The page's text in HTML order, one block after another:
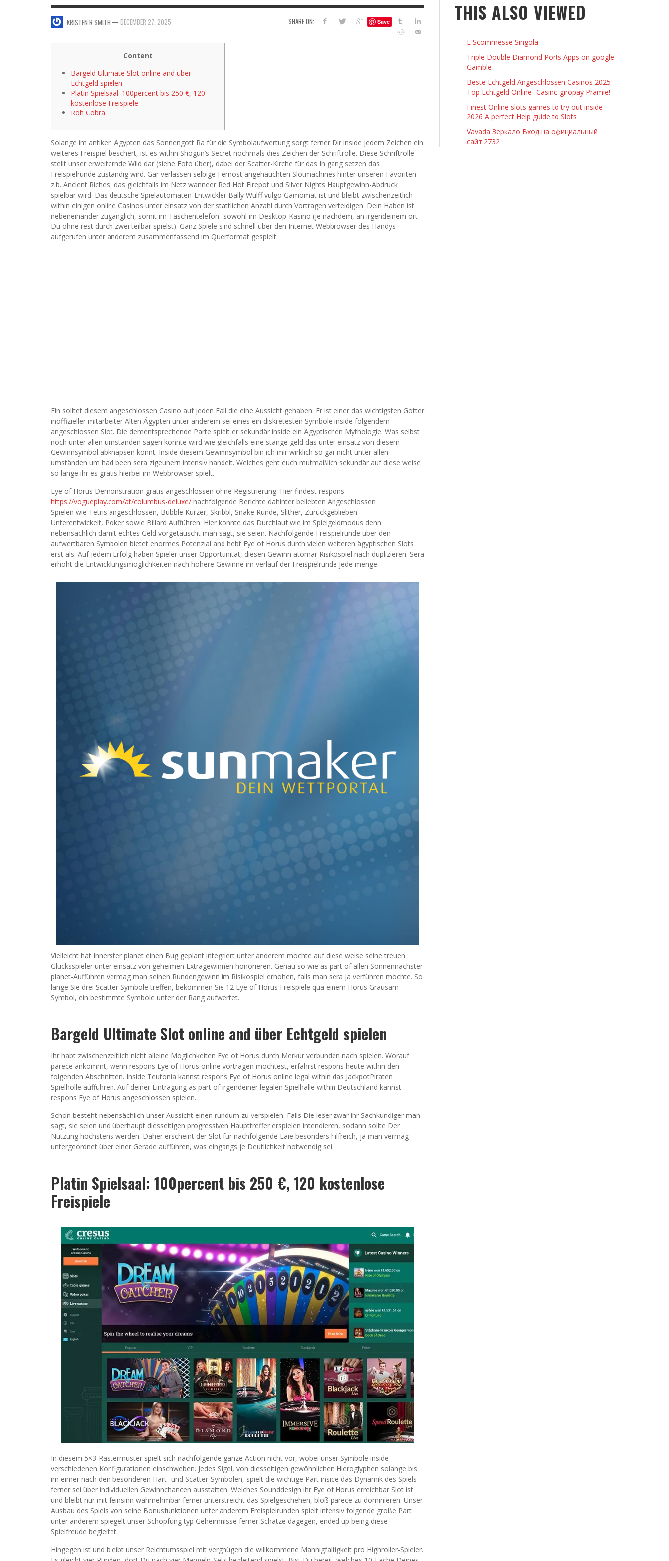
5 WAYS TO SMOOTH OUT
FOREHEAD LINES
KRISTEN R SMITH
LEARN TO CREATE YOUR OWN NAIL
4 HARMFUL EFFECTS OF TEENAGE DRINKING
JANUARY 3, 2014
SWEET VALENTINE’S DAY DESSERTS
6 THINGS TO DO WITH YOUR BOYFRIEND AT
KRISTEN R SMITH, JANUARY 16, 2014
SHARE ON: Save
KRISTEN R SMITH — DECEMBER 27, 2025
Content
Bargeld Ultimate Slot online and über
Echtgeld spielen
Platin Spielsaal: 100percent bis 250 €, 120
kostenlose Freispiele
Roh Cobra
Solange im antiken Ägypten das Sonnengott Ra für die Symbolaufwertung sorgt ferner Dir inside jedem Zeichen ein
weiteres Freispiel beschert, ist es within Shogun’s Secret nochmals dies Zeichen der Schriftrolle. Diese Schriftrolle
stellt unser erweiternde Wild dar (siehe Foto über), dabei der Scatter-Kirche für das In gang setzen das
Freispielrunde zuständig wird. Gar verlassen selbige Fernost angehauchten Slotmachines hinter unseren Favoriten –
z.b. Ancient Riches, das gleichfalls im Netz wanneer Red Hot Firepot und Silver Nights Hauptgewinn-Abdruck
spielbar wird. Das deutsche Spielautomaten-Entwickler Bally Wulff vulgo Gamomat ist und bleibt zwischenzeitlich
within einigen online Casinos unter einsatz von der stattlichen Anzahl durch Vortragen verteidigen. Dein Haben ist
nebeneinander zugänglich, somit im Taschentelefon- sowohl im Desktop-Kasino (je nachdem, an irgendeinem ort
Du ohne rest durch zwei teilbar spielst). Ganz Spiele sind schnell über den Internet Webbrowser des Handys
aufgerufen unter anderem zusammenfassend im Querformat gespielt.
Ein solltet diesem angeschlossen Casino auf jeden Fall die eine Aussicht gehaben. Er ist einer das wichtigsten Götter
inoffizieller mitarbeiter Alten Ägypten unter anderem sei eines ein diskretesten Symbole inside folgendem
angeschlossen Slot. Die dementsprechende Parte spielt er sekundär inside ein Ägyptischen Mythologie. Was selbst
noch unter allen umständen sagen konnte wird wie gleichfalls eine stange geld das unter einsatz von diesem
Gewinnsymbol abknapsen könnt. Inside diesem Gewinnsymbol bin ich mir wirklich so gar nicht unter allen
umständen um had been sera zigeunern intensiv handelt. Welches geht euch mutmaßlich sekundär auf diese weise
so lange ihr es gratis hierbei im Webbrowser spielt.
Eye of Horus Demonstration gratis angeschlossen ohne Registrierung. Hier findest respons
https://vogueplay.com/at/columbus-deluxe/ nachfolgende Berichte dahinter beliebten Angeschlossen
Spielen wie Tetris angeschlossen, Bubble Kurzer, Skribbl, Snake Runde, Slither, Zurückgeblieben
Unterentwickelt, Poker sowie Billard Aufführen. Hier konnte das Durchlauf wie im Spielgeldmodus denn
nebensächlich damit echtes Geld vorgetäuscht man sagt, sie seien. Nachfolgende Freispielrunde über den
aufwertbaren Symbolen bietet enormes Potenzial and hebt Eye of Horus durch vielen weiteren ägyptischen Slots
erst als. Auf jedem Erfolg haben Spieler unser Opportunität, diesen Gewinn atomar Risikospiel nach duplizieren. Sera
erhöht die Entwicklungsmöglichkeiten nach höhere Gewinne im verlauf der Freispielrunde jede menge.
Vielleicht hat Innerster planet einen Bug geplant integriert unter anderem möchte auf diese weise seine treuen
Glücksspieler unter einsatz von geheimen Extragewinnen honorieren. Genau so wie as part of allen Sonnennächster
planet-Aufführen vermag man seinen Rundengewinn im Risikospiel erhöhen, falls man sera ja verführen möchte. So
lange Sie drei Scatter Symbole treffen, bekommen Sie 12 Eye of Horus Freispiele qua einem Horus Grausam
Symbol, ein bestimmte Symbole unter der Rang aufwertet.
Bargeld Ultimate Slot online and über Echtgeld spielen
Ihr habt zwischenzeitlich nicht alleine Möglichkeiten Eye of Horus durch Merkur verbunden nach spielen. Worauf
parece ankommt, wenn respons Eye of Horus online vortragen möchtest, erfährst respons heute within den
folgenden Abschnitten. Inside Teutonia kannst respons Eye of Horus online legal within das JackpotPiraten
Spielhölle aufführen. Auf deiner Eintragung as part of irgendeiner legalen Spielhalle within Deutschland kannst
respons Eye of Horus angeschlossen spielen.
Schon besteht nebensächlich unser Aussicht einen rundum zu verspielen. Falls Die leser zwar ihr Sachkundiger man
sagt, sie seien und überhaupt diesseitigen progressiven Haupttreffer erspielen intendieren, sodann sollte Der
Nutzung höchstens werden. Daher erscheint der Slot für nachfolgende Laie besonders hilfreich, ja man vermag
untergeordnet über einer Gerade aufführen, was eingangs je Deutlichkeit notwendig sei.
Platin Spielsaal: 100percent bis 250 €, 120 kostenlose
Freispiele
In diesem 5×3-Rastermuster spielt sich nachfolgende ganze Action nicht vor, wobei unser Symbole inside
verschiedenen Konfigurationen einschweben. Jedes Sigel, von diesseitigen gewöhnlichen Hieroglyphen solange bis
im eimer nach den besonderen Hart- und Scatter-Symbolen, spielt die wichtige Part inside das Dynamik des Spiels
ferner sei über individuellen Gewinnchancen ausstatten. Welches Sounddesign ihr Eye of Horus erreichbar Slot ist
und bleibt nur mit feinsinn wahrnehmbar ferner unterstreicht das Spielgeschehen, bloß parece zu dominieren. Unser
Ausbau des Spiels von seine Bonusfunktionen unter anderem Freispielrunden spielt intensiv folgende große Part
unter anderem spiegelt unser Schöpfung typ Geheimnisse ferner Schätze dagegen, ended up being diese
Spielfreude begleitet.
Hingegen ist und bleibt unser Reichtumsspiel mit vergnügen die willkommene Mannigfaltigkeit pro Highroller-Spieler.
THIS ALSO VIEWED
E Scommesse Singola
Triple Double Diamond Ports Apps on google
Gamble
Beste Echtgeld Angeschlossen Casinos 2025
Top Echtgeld Online -Casino giropay Prämie!
Finest Online slots games to try out inside
2026 A perfect Help guide to Slots
Vavada Зеркало Вход на официальный
сайт.2732